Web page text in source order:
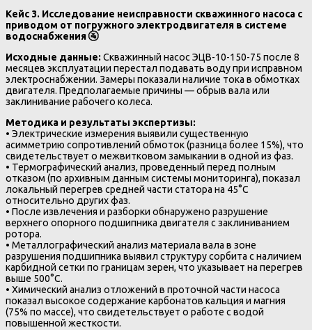
Кейс 3. Исследование неисправности скважинного насоса с
приводом от погружного электродвигателя в системе
водоснабжения🚰
Исходные данные:Скважинный насос ЭЦВ-10-150-75 после 8
месяцев эксплуатации перестал подавать воду при исправном
электроснабжении. Замеры показали наличие тока в обмотках
двигателя. Предполагаемые причины — обрыв вала или
заклинивание рабочего колеса.
Методика и результаты экспертизы:
• Электрические измерения выявили существенную
асимметрию сопротивлений обмоток (разница более 15%), что
свидетельствует о межвитковом замыкании в одной из фаз.
• Термографический анализ, проведенный перед полным
отказом (по архивным данным системы мониторинга), показал
локальный перегрев средней части статора на 45°C
относительно других фаз.
• После извлечения и разборки обнаружено разрушение
верхнего опорного подшипника двигателя с заклиниванием
ротора.
• Металлографический анализ материала вала в зоне
разрушения подшипника выявил структуру сорбита с наличием
карбидной сетки по границам зерен, что указывает на перегрев
выше 500°C.
• Химический анализ отложений в проточной части насоса
показал высокое содержание карбонатов кальция и магния
(75% по массе), что свидетельствует о работе с водой
повышенной жесткости.